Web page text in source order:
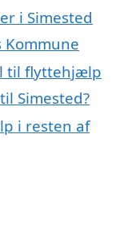
i Simested
til flyttehjælp
Simested?
i resten af